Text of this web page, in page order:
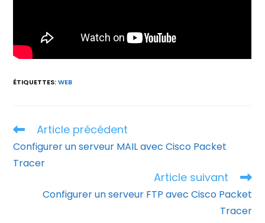
ÉTIQUETTES:WEB
Read
articles
Article précédent
Configurer un serveur MAIL avec Cisco Packet
Tracer
Article suivant
Configurer un serveur FTP avec Cisco Packet
Tracer